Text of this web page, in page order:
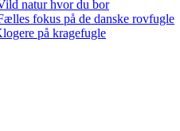
natur hvor du bor
fokus på de danske rovfugle
på kragefugle